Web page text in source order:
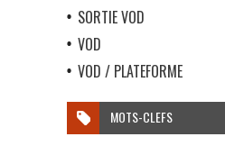
SORTIE VOD
VOD
VOD / PLATEFORME
MOTS-CLEFS